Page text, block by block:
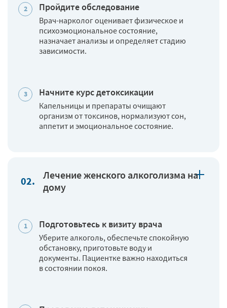
Пройдите обследование
Врач-нарколог оценивает физическое и
психоэмоциональное состояние,
назначает анализы и определяет стадию
зависимости.
Начните курс детоксикации
Капельницы и препараты очищают
организм от токсинов, нормализуют сон,
аппетит и эмоциональное состояние.
Лечение женского алкоголизма на
дому
Подготовьтесь к визиту врача
Уберите алкоголь, обеспечьте спокойную
обстановку, приготовьте воду и
документы. Пациентке важно находиться
в состоянии покоя.